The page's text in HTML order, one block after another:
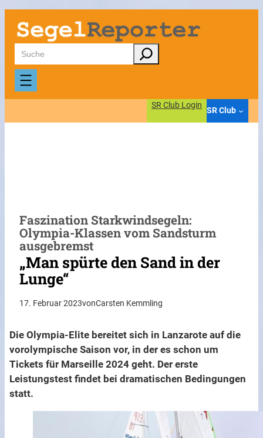
Zum
Inhalt
springen
Suchen
SR Club Login
SR Club
Faszination Starkwindsegeln:
Olympia-Klassen vom Sandsturm
ausgebremst
„Man spürte den Sand in der
Lunge“
17. Februar 2023vonCarsten Kemmling
Die Olympia-Elite bereitet sich in Lanzarote auf die
vorolympische Saison vor, in der es schon um
Tickets für Marseille 2024 geht. Der erste
Leistungstest findet bei dramatischen Bedingungen
statt.